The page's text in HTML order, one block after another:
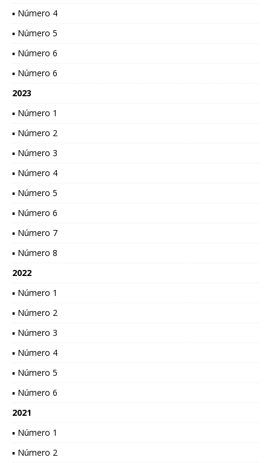
▪ Número 4
▪ Número 5
▪ Número 6
▪ Número 6
2023
▪ Número 1
▪ Número 2
▪ Número 3
▪ Número 4
▪ Número 5
▪ Número 6
▪ Número 7
▪ Número 8
2022
▪ Número 1
▪ Número 2
▪ Número 3
▪ Número 4
▪ Número 5
▪ Número 6
2021
▪ Número 1
▪ Número 2